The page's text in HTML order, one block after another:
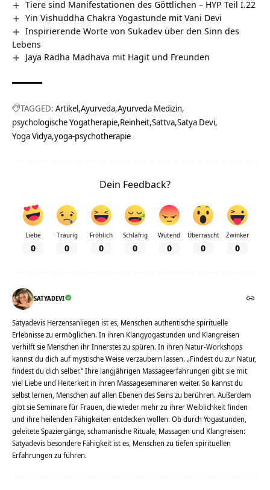
Tiere sind Manifestationen des Göttlichen – HYP Teil I.22
Yin Vishuddha Chakra Yogastunde mit Vani Devi
Inspirierende Worte von Sukadev über den Sinn des
Lebens
Jaya Radha Madhava mit Hagit und Freunden
TAGGED: Artikel Ayurveda Ayurveda Medizin
psychologische Yogatherapie Reinheit Sattva Satya Devi
Yoga Vidya yoga-psychotherapie
Dein Feedback?
Liebe
0
Traurig
0
Fröhlich
0
Schläfrig
0
Wütend
0
Überrascht
0
Zwinker
0
SATYADEVI
Satyadevis Herzensanliegen ist es, Menschen authentische spirituelle
Erlebnisse zu ermöglichen. In ihren Klangyogastunden und Klangreisen
verhilft sie Menschen ihr Innerstes zu spüren. In ihren Natur-Workshops
kannst du dich auf mystische Weise verzaubern lassen. „Findest du zur Natur,
findest du dich selber.“ Ihre langjährigen Massageerfahrungen gibt sie mit
viel Liebe und Heiterkeit in ihren Massageseminaren weiter. So kannst du
selbst lernen, Menschen auf allen Ebenen des Seins zu berühren. Außerdem
gibt sie Seminare für Frauen, die wieder mehr zu ihrer Weiblichkeit finden
und ihre heilenden Fähigkeiten entdecken wollen. Ob durch Yogastunden,
geleitete Spaziergänge, schamanische Rituale, Massagen und Klangreisen:
Satyadevis besondere Fähigkeit ist es, Menschen zu tiefen spirituellen
Erfahrungen zu führen.